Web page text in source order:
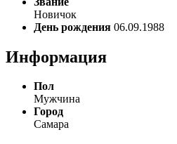
Новичок
День рождения 06.09.1988
Информация
Пол
Мужчина
Город
Самара